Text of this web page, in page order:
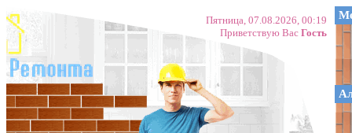
Пятница, 07.08.2026, 00:19
Приветствую Вас Гость